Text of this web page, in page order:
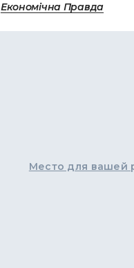
Економічна Правда
Место для вашей